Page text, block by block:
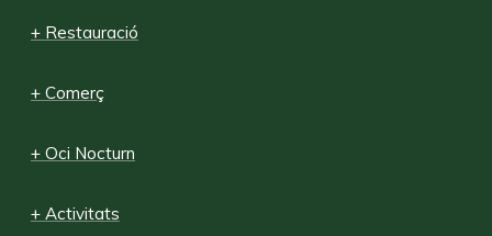
+ Restauració
+ Comerç
+ Oci Nocturn
+ Activitats